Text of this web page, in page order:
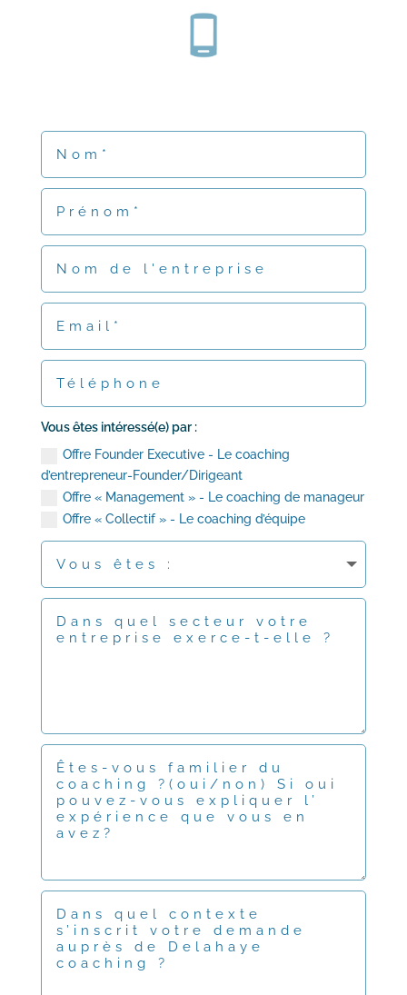
Vous êtes intéressé(e) par :
Offre Founder Executive - Le coaching
d’entrepreneur-Founder/Dirigeant
Offre « Management » - Le coaching de manageur
Offre « Collectif » - Le coaching d’équipe